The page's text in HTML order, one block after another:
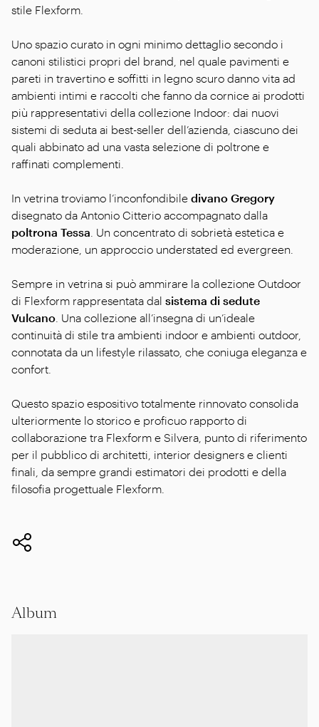
stile Flexform.
Uno spazio curato in ogni minimo dettaglio secondo i
canoni stilistici propri del brand, nel quale pavimenti e
pareti in travertino e soffitti in legno scuro danno vita ad
ambienti intimi e raccolti che fanno da cornice ai prodotti
più rappresentativi della collezione Indoor: dai nuovi
sistemi di seduta ai best-seller dell’azienda, ciascuno dei
quali abbinato ad una vasta selezione di poltrone e
raffinati complementi.
In vetrina troviamo l’inconfondibile divano Gregory
disegnato da Antonio Citterio accompagnato dalla
poltrona Tessa . Un concentrato di sobrietà estetica e
moderazione, un approccio understated ed evergreen.
Sempre in vetrina si può ammirare la collezione Outdoor
di Flexform rappresentata dal sistema di sedute
Vulcano . Una collezione all’insegna di un’ideale
continuità di stile tra ambienti indoor e ambienti outdoor,
connotata da un lifestyle rilassato, che coniuga eleganza e
confort.
Questo spazio espositivo totalmente rinnovato consolida
ulteriormente lo storico e proficuo rapporto di
collaborazione tra Flexform e Silvera, punto di riferimento
per il pubblico di architetti, interior designers e clienti
finali, da sempre grandi estimatori dei prodotti e della
filosofia progettuale Flexform.
Album